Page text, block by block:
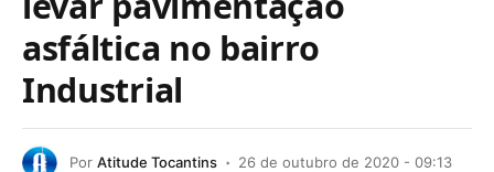
asfáltica no bairro
Industrial
Por Atitude Tocantins
26 de outubro de 2020 - 09:13